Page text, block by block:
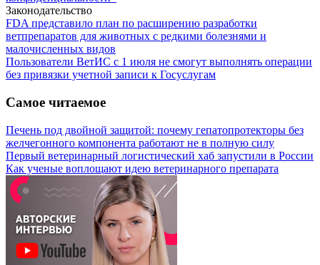
Законодательство
FDA представило план по расширению разработки
ветпрепаратов для животных с редкими болезнями и
малочисленных видов
Пользователи ВетИС с 1 июля не смогут выполнять операции
без привязки учетной записи к Госуслугам
Самое читаемое
Печень под двойной защитой: почему гепатопротекторы без
желчегонного компонента работают не в полную силу
Первый ветеринарный логистический хаб запустили в России
Как ученые воплощают идею ветеринарного препарата